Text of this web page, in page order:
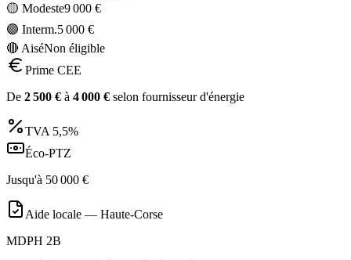
🟡 Modeste9 000 €
🟣 Interm.5 000 €
🔴 AiséNon éligible
Prime CEE
De 2 500 € à 4 000 € selon fournisseur d'énergie
TVA 5,5%
Éco-PTZ
Jusqu'à 50 000 €
Aide locale — Haute-Corse
MDPH 2B